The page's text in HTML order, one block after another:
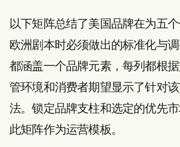
以下矩阵总结了美国品牌在为五
欧洲剧本时必须做出的标准化与
都涵盖一个品牌元素，每列都根
管环境和消费者期望显示了针对
法。锁定品牌支柱和选定的优先
此矩阵作为运营模板。